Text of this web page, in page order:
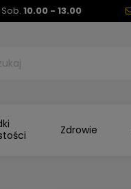
10.00 - 13.00
Zdrowie